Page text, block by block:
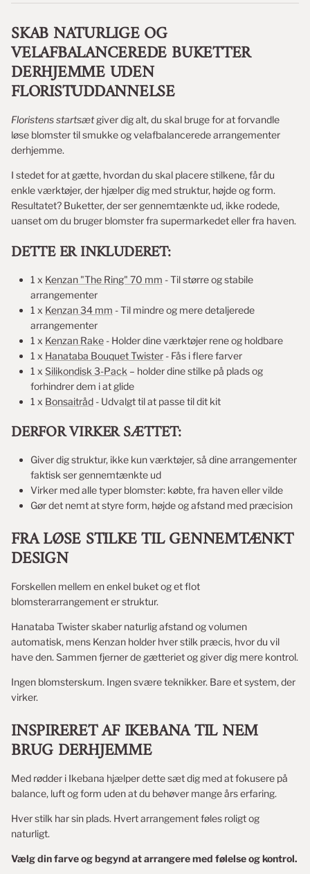
SKAB NATURLIGE OG
VELAFBALANCEREDE BUKETTER
DERHJEMME UDEN
FLORISTUDDANNELSE
Floristens startsætgiver dig alt, du skal bruge for at forvandle
løse blomster til smukke og velafbalancerede arrangementer
derhjemme.
I stedet for at gætte, hvordan du skal placere stilkene, får du
enkle værktøjer, der hjælper dig med struktur, højde og form.
Resultatet? Buketter, der ser gennemtænkte ud, ikke rodede,
uanset om du bruger blomster fra supermarkedet eller fra haven.
DETTE ER INKLUDERET:
1 x Kenzan "The Ring" 70 mm - Til større og stabile
arrangementer
1 x Kenzan 34 mm - Til mindre og mere detaljerede
arrangementer
1 x Kenzan Rake - Holder dine værktøjer rene og holdbare
1 x Hanataba Bouquet Twister - Fås i flere farver
1 x Silikondisk 3-Pack – holder dine stilke på plads og
forhindrer dem i at glide
1 x Bonsaitråd - Udvalgt til at passe til dit kit
DERFOR VIRKER SÆTTET:
Giver dig struktur, ikke kun værktøjer, så dine arrangementer
faktisk ser gennemtænkte ud
Virker med alle typer blomster: købte, fra haven eller vilde
Gør det nemt at styre form, højde og afstand med præcision
FRA LØSE STILKE TIL GENNEMTÆNKT
DESIGN
Forskellen mellem en enkel buket og et flot
blomsterarrangement er struktur.
Hanataba Twister skaber naturlig afstand og volumen
automatisk, mens Kenzan holder hver stilk præcis, hvor du vil
have den. Sammen fjerner de gætteriet og giver dig mere kontrol.
Ingen blomsterskum. Ingen svære teknikker. Bare et system, der
virker.
INSPIRERET AF IKEBANA TIL NEM
BRUG DERHJEMME
Med rødder i Ikebana hjælper dette sæt dig med at fokusere på
balance, luft og form uden at du behøver mange års erfaring.
Hver stilk har sin plads. Hvert arrangement føles roligt og
naturligt.
Vælg din farve og begynd at arrangere med følelse og kontrol.